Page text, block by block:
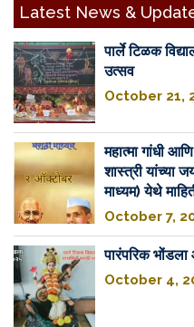
Latest News &
पार्ले टिळक
उत्सव
October 21,
महात्मा गांधी
शास्त्री यांच्या
माध्यम) येथे
October 7,
पारंपरिक
October 4,